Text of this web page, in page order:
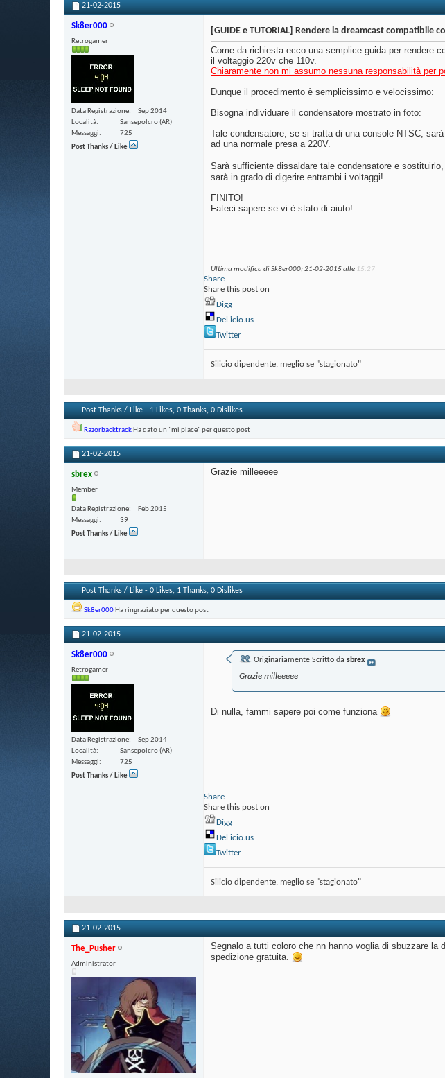
21-02-2015
Sk8er000
Retrogamer
Data Registrazione
Sep 2014
Località
Sansepolcro (AR)
Messaggi
725
Post Thanks / Like
[GUIDE e TUTORIAL] Rendere la dreamcast compatibile
Come da richiesta ecco una semplice guida per rendere
il voltaggio 220v che 110v.
Chiaramente non mi assumo nessuna responsabilità per
Dunque il procedimento è semplicissimo e velocissimo:
Bisogna individuare il condensatore mostrato in foto:
Tale condensatore, se si tratta di una console NTSC,
ad una normale presa a 220V.
Sarà sufficiente dissaldare tale condensatore e
sarà in grado di digerire entrambi i voltaggi!
FINITO!
Fateci sapere se vi è stato di aiuto!
Ultima modifica di Sk8er000; 21-02-2015 alle 15:27
Share
Share this post on
Digg
Del.icio.us
Twitter
Silicio dipendente, meglio se "stagionato"
Post Thanks / Like - 1 Likes, 0 Thanks, 0 Dislikes
RazorbacktrackHa dato un "mi piace" per questo post
21-02-2015
sbrex
Member
Data Registrazione
Feb 2015
Messaggi
39
Post Thanks / Like
Grazie milleeeee
Post Thanks / Like - 0 Likes, 1 Thanks, 0 Dislikes
Sk8er000Ha ringraziato per questo post
21-02-2015
Sk8er000
Retrogamer
Data Registrazione
Sep 2014
Località
Sansepolcro (AR)
Messaggi
725
Post Thanks / Like
Originariamente Scritto da sbrex
Grazie milleeeee
Di nulla, fammi sapere poi come funziona
Share
Share this post on
Digg
Del.icio.us
Twitter
Silicio dipendente, meglio se "stagionato"
21-02-2015
The_Pusher
Administrator
Segnalo a tutti coloro che nn hanno voglia di sbuzzare la
spedizione gratuita.